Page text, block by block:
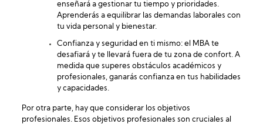
enseñará a gestionar tu tiempo y prioridades.
Aprenderás a equilibrar las demandas laborales con
tu vida personal y bienestar.
Confianza y seguridad en ti mismo: el MBA te
desafiará y te llevará fuera de tu zona de confort. A
medida que superes obstáculos académicos y
profesionales, ganarás confianza en tus habilidades
y capacidades.
Por otra parte, hay que considerar los objetivos
profesionales. Esos objetivos profesionales son cruciales al